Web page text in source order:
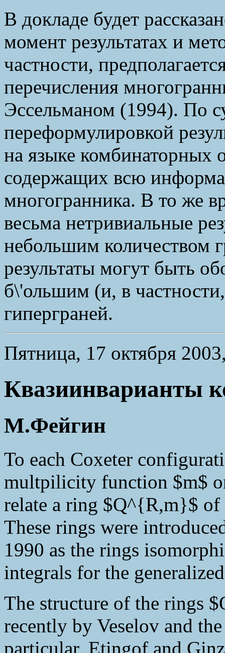
В докладе будет
момент результатах и
частности,
перечисления
Эссельманом (1994). По
переформулировкой
на языке комбинаторных
содержащих всю
многогранника. В то же
весьма нетривиальные
небольшим количеством
результаты могут быть
б\'ольшим (и, в
гиперграней.
Пятница, 17 октября
Квазиинварианты
М.Фейгин
To each Coxeter
multpilicity function $m$
relate a ring $Q^{R,m}$
These rings were
1990 as the rings
integrals for the
The structure of the rings
recently by Veselov and
particular, Etingof and